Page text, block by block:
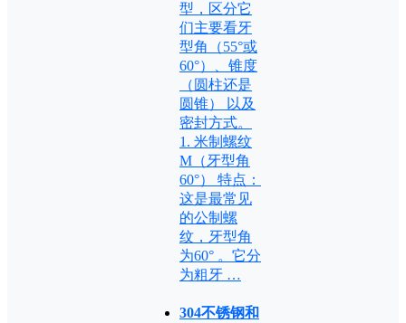
型，区分它
们主要看牙
型角（55°或
60°）、锥度
（圆柱还是
圆锥） 以及
密封方式。
1. 米制螺纹
M（牙型角
60°） 特点：
这是最常见
的公制螺
纹，牙型角
为60° 。它分
为粗牙 …
304不锈钢和